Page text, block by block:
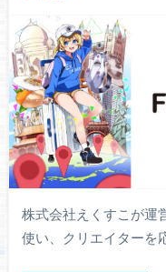
株式会社えくすこが運
使い、クリエイターを